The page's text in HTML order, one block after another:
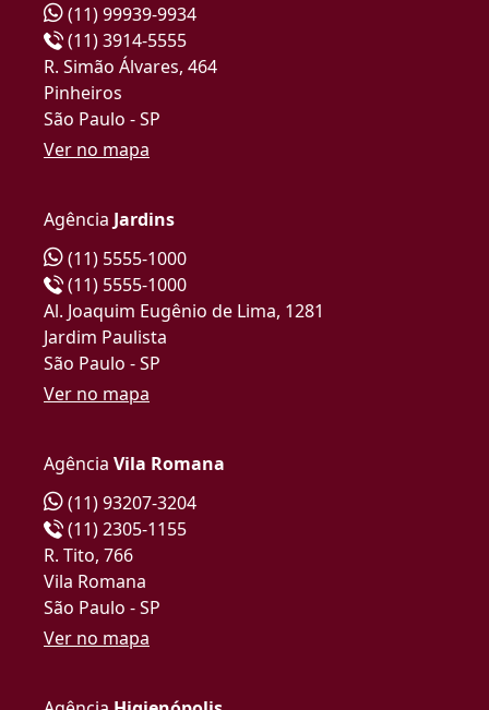
(11) 99939-9934
(11) 3914-5555
R. Simão Álvares, 464
Pinheiros
São Paulo - SP
Ver no mapa
Agência Jardins
(11) 5555-1000
(11) 5555-1000
Al. Joaquim Eugênio de Lima, 1281
Jardim Paulista
São Paulo - SP
Ver no mapa
Agência Vila Romana
(11) 93207-3204
(11) 2305-1155
R. Tito, 766
Vila Romana
São Paulo - SP
Ver no mapa